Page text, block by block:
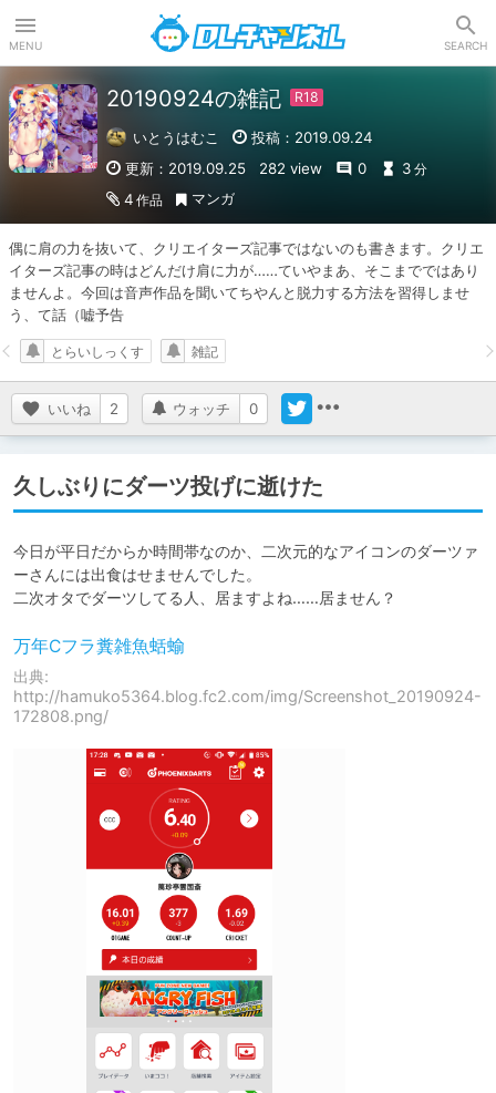
MENU SEARCH
20190924の雑記
いとうはむこ
投稿：2019.09.24
更新：2019.09.25
282 view 0 3 分
4 作品 マンガ
偶に肩の力を抜いて、クリエイターズ記事ではないのも書きます。クリエ
イターズ記事の時はどんだけ肩に力が……ていやまあ、そこまでではあり
ませんよ。今回は音声作品を聞いてちやんと脱力する方法を習得しませ
う、て話（嘘予告
いいね 2 ウォッチ 0
とらいしっくす 雑記
久しぶりにダーツ投げに逝けた
今日が平日だからか時間帯なのか、二次元的なアイコンのダーツァ
ーさんには出食はせませんでした。
万年Cフラ糞雑魚蛞蝓
出典:
http://hamuko5364.blog.fc2.com/img/Screenshot_20190924-
172808.png/